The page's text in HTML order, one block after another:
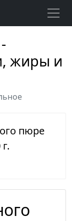
жиры и
пюре